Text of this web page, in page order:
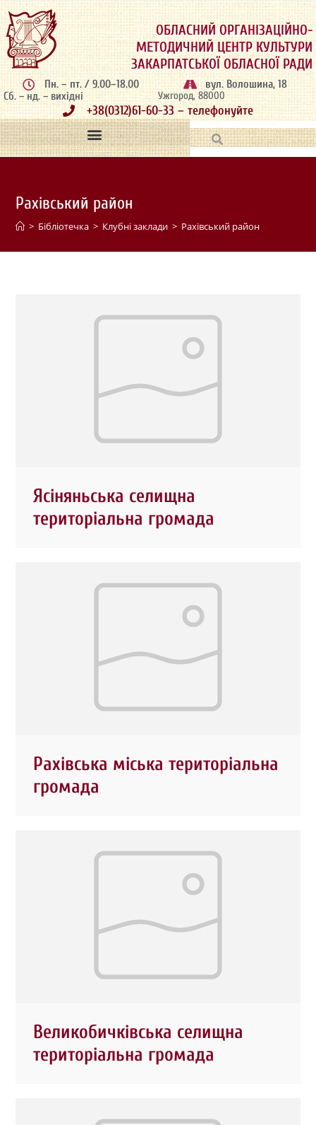
ОБЛАСНИЙ ОРГАНІЗАЦІЙНО-
МЕТОДИЧНИЙ ЦЕНТР КУЛЬТУРИ
ЗАКАРПАТСЬКОЇ ОБЛАСНОЇ РАДИ
Пн. – пт. / 9.00–18.00
Сб. – нд. – вихідні
вул. Волошина, 18
Ужгород, 88000
+38(0312)61-60-33 – телефонуйте
Рахівський район
> Бібліотечка > Клубні заклади > Рахівський район
Ясіняньська селищна
територіальна громада
Рахівська міська територіальна
громада
Великобичківська селищна
територіальна громада